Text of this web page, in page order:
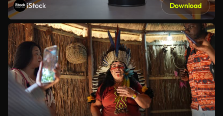
iStock Download